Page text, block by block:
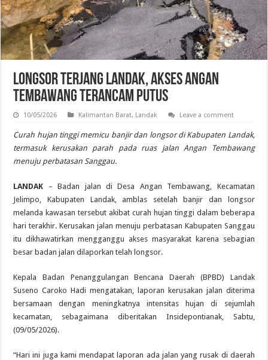
Longsor Terjang Landak, Akses Angan
Tembawang Terancam Putus
10/05/2026 Kalimantan Barat, Landak Leave a comment
Curah hujan tinggi memicu banjir dan longsor di Kabupaten Landak,
termasuk kerusakan parah pada ruas jalan Angan Tembawang
menuju perbatasan Sanggau.
LANDAK – Badan jalan di Desa Angan Tembawang, Kecamatan
Jelimpo, Kabupaten Landak, amblas setelah banjir dan longsor
melanda kawasan tersebut akibat curah hujan tinggi dalam beberapa
hari terakhir. Kerusakan jalan menuju perbatasan Kabupaten Sanggau
itu dikhawatirkan mengganggu akses masyarakat karena sebagian
besar badan jalan dilaporkan telah longsor.
Kepala Badan Penanggulangan Bencana Daerah (BPBD) Landak
Suseno Caroko Hadi mengatakan, laporan kerusakan jalan diterima
bersamaan dengan meningkatnya intensitas hujan di sejumlah
kecamatan, sebagaimana diberitakan Insidepontianak, Sabtu,
(09/05/2026).
“Hari ini juga kami mendapat laporan ada jalan yang rusak di daerah